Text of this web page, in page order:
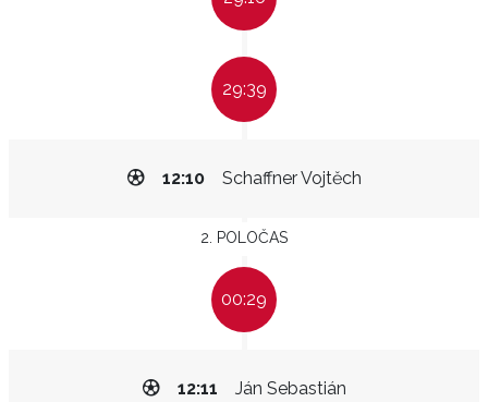
29:39
Schaffner Vojtěch
12:10
2. POLOČAS
00:29
Ján Sebastián
12:11